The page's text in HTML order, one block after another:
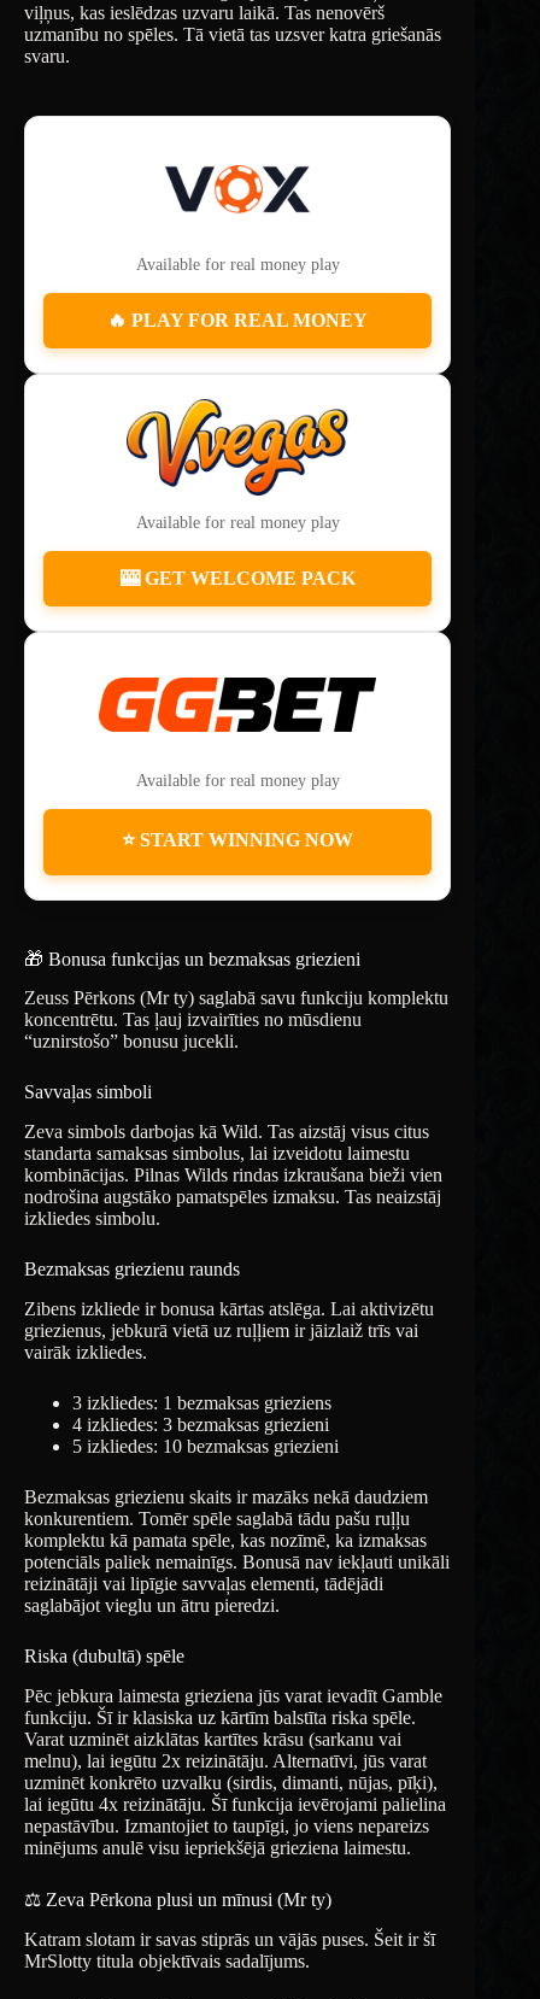
viļņus, kas ieslēdzas uzvaru laikā. Tas nenovērš
uzmanību no spēles. Tā vietā tas uzsver katra griešanās
svaru.
Available for real money play
🔥 PLAY FOR REAL MONEY
Available for real money play
🎰 GET WELCOME PACK
Available for real money play
⭐ START WINNING NOW
🎁 Bonusa funkcijas un bezmaksas griezieni
Zeuss Pērkons (Mr ty) saglabā savu funkciju komplektu
koncentrētu. Tas ļauj izvairīties no mūsdienu
“uznirstošo” bonusu jucekli.
Savvaļas simboli
Zeva simbols darbojas kā Wild. Tas aizstāj visus citus
standarta samaksas simbolus, lai izveidotu laimestu
kombinācijas. Pilnas Wilds rindas izkraušana bieži vien
nodrošina augstāko pamatspēles izmaksu. Tas neaizstāj
izkliedes simbolu.
Bezmaksas griezienu raunds
Zibens izkliede ir bonusa kārtas atslēga. Lai aktivizētu
griezienus, jebkurā vietā uz ruļļiem ir jāizlaiž trīs vai
vairāk izkliedes.
3 izkliedes: 1 bezmaksas grieziens
4 izkliedes: 3 bezmaksas griezieni
5 izkliedes: 10 bezmaksas griezieni
Bezmaksas griezienu skaits ir mazāks nekā daudziem
konkurentiem. Tomēr spēle saglabā tādu pašu ruļļu
komplektu kā pamata spēle, kas nozīmē, ka izmaksas
potenciāls paliek nemainīgs. Bonusā nav iekļauti unikāli
reizinātāji vai lipīgie savvaļas elementi, tādējādi
saglabājot vieglu un ātru pieredzi.
Riska (dubultā) spēle
Pēc jebkura laimesta grieziena jūs varat ievadīt Gamble
funkciju. Šī ir klasiska uz kārtīm balstīta riska spēle.
Varat uzminēt aizklātas kartītes krāsu (sarkanu vai
melnu), lai iegūtu 2x reizinātāju. Alternatīvi, jūs varat
uzminēt konkrēto uzvalku (sirdis, dimanti, nūjas, pīķi),
lai iegūtu 4x reizinātāju. Šī funkcija ievērojami palielina
nepastāvību. Izmantojiet to taupīgi, jo viens nepareizs
minējums anulē visu iepriekšējā grieziena laimestu.
⚖️ Zeva Pērkona plusi un mīnusi (Mr ty)
Katram slotam ir savas stiprās un vājās puses. Šeit ir šī
MrSlotty titula objektīvais sadalījums.